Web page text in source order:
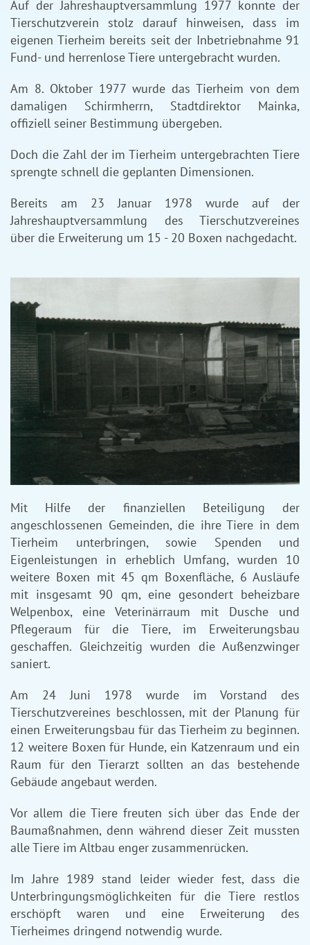
Auf der Jahreshauptversammlung 1977 konnte der
Tierschutzverein stolz darauf hinweisen, dass im
eigenen Tierheim bereits seit der Inbetriebnahme 91
Fund- und herrenlose Tiere untergebracht wurden.
Am 8. Oktober 1977 wurde das Tierheim von dem
damaligen Schirmherrn, Stadtdirektor Mainka,
offiziell seiner Bestimmung übergeben.
Doch die Zahl der im Tierheim untergebrachten Tiere
sprengte schnell die geplanten Dimensionen.
Bereits am 23 Januar 1978 wurde auf der
Jahreshauptversammlung des Tierschutzvereines
über die Erweiterung um 15 - 20 Boxen nachgedacht.
Mit Hilfe der finanziellen Beteiligung der
angeschlossenen Gemeinden, die ihre Tiere in dem
Tierheim unterbringen, sowie Spenden und
Eigenleistungen in erheblich Umfang, wurden 10
weitere Boxen mit 45 qm Boxenfläche, 6 Ausläufe
mit insgesamt 90 qm, eine gesondert beheizbare
Welpenbox, eine Veterinärraum mit Dusche und
Pflegeraum für die Tiere, im Erweiterungsbau
geschaffen. Gleichzeitig wurden die Außenzwinger
saniert.
Am 24 Juni 1978 wurde im Vorstand des
Tierschutzvereines beschlossen, mit der Planung für
einen Erweiterungsbau für das Tierheim zu beginnen.
12 weitere Boxen für Hunde, ein Katzenraum und ein
Raum für den Tierarzt sollten an das bestehende
Gebäude angebaut werden.
Vor allem die Tiere freuten sich über das Ende der
Baumaßnahmen, denn während dieser Zeit mussten
alle Tiere im Altbau enger zusammenrücken.
Im Jahre 1989 stand leider wieder fest, dass die
Unterbringungsmöglichkeiten für die Tiere restlos
erschöpft waren und eine Erweiterung des
Tierheimes dringend notwendig wurde.